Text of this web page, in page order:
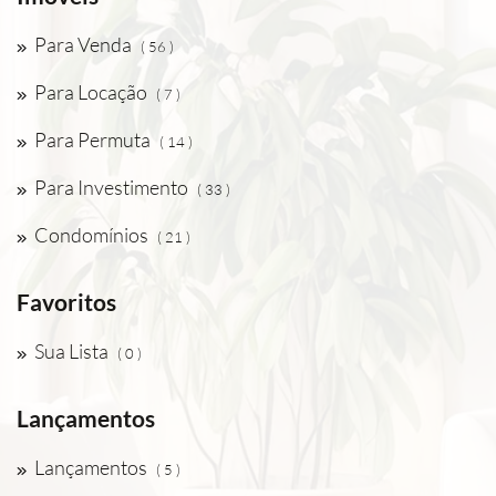
Para Venda ( 56 )
Para Locação ( 7 )
Para Permuta ( 14 )
Para Investimento ( 33 )
Condomínios ( 21 )
Favoritos
Sua Lista ( 0 )
Lançamentos
Lançamentos ( 5 )